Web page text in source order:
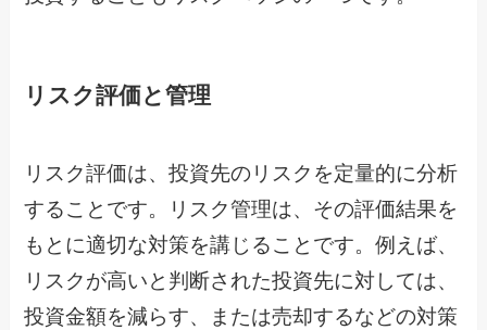
リスク評価と管理
リスク評価は、投資先のリスクを定量的に分析
することです。リスク管理は、その評価結果を
もとに適切な対策を講じることです。例えば、
リスクが高いと判断された投資先に対しては、
投資金額を減らす、または売却するなどの対策